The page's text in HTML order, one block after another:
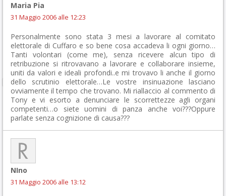
Maria Pia
31 Maggio 2006 alle 12:23
Personalmente sono stata 3 mesi a lavorare al comitato
elettorale di Cuffaro e so bene cosa accadeva li ogni giorno…
Tanti volontari (come me), senza ricevere alcun tipo di
retribuzione si ritrovavano a lavorare e collaborare insieme,
uniti da valori e ideali profondi..e mi trovavo li anche il giorno
dello scrutinio elettorale…Le vostre insinuazione lasciano
ovviamente il tempo che trovano. Mi riallaccio al commento di
Tony e vi esorto a denunciare le scorrettezze agli organi
competenti…o siete uomini di panza anche voi???Oppure
parlate senza cognizione di causa???
NIno
31 Maggio 2006 alle 13:12